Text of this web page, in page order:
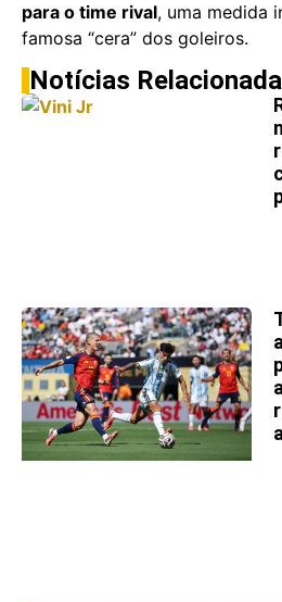
para o time rival, uma medida
famosa “cera” dos goleiros.
Notícias